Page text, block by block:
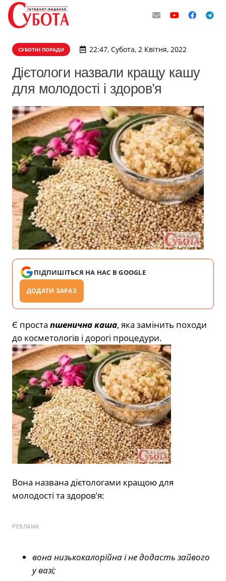
СУБОТНІ ПОРАДИ 22:47, Субота, 2 Квітня, 2022
Дієтологи назвали кращу кашу
для молодості і здоров’я
ПІДПИШІТЬСЯ НА НАС В GOOGLE
ДОДАТИ ЗАРАЗ
Є проста пшенична каша, яка замінить походи
до косметологів і дорогі процедури.
Вона названа дієтологами кращою для
молодості та здоров’я:
РЕКЛАМА
вона низькокалорійна і не додасть зайвого
у вазі;